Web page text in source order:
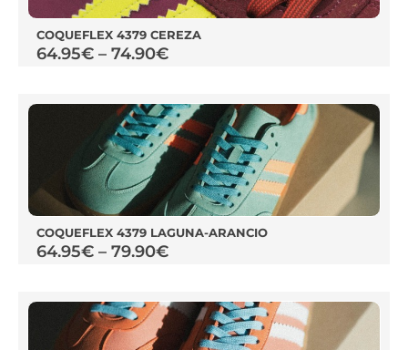
COQUEFLEX 4379 CEREZA
64.95€ – 74.90€
COQUEFLEX 4379 LAGUNA-ARANCIO
64.95€ – 79.90€